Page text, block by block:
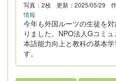
写真：2枚 更新：2025/05/29
情報
今年も外国ルーツの生徒を
りました。NPO法人Gコミ
本語能力向上と教科の基本
す。